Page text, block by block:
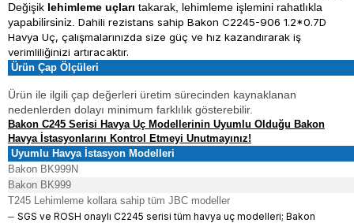
Değişik lehimleme uçları takarak, lehimleme işlemini rahatlıkla
yapabilirsiniz. Dahili rezistans sahip Bakon C2245-906 1.2*0.7D
Havya Uç, çalışmalarınızda size güç ve hız kazandırarak iş
verimliliğinizi artıracaktır.
Ürün Çap Ölçüleri
Ürün ile ilgili çap değerleri üretim sürecinden kaynaklanan
nedenlerden dolayı minimum farklılık gösterebilir.
Bakon C245 Serisi Havya Uç Modellerinin Uyumlu Olduğu Bakon
Havya İstasyonlarını Kontrol Etmeyi Unutmayınız!
Uyumlu Havya İstasyon Modelleri
Bakon BK999N
Bakon BK999
T245 Lehimleme kollara sahip tüm JBC modeller
– SGS ve ROSH onaylı C2245 serisi tüm havya uç modelleri; Bakon